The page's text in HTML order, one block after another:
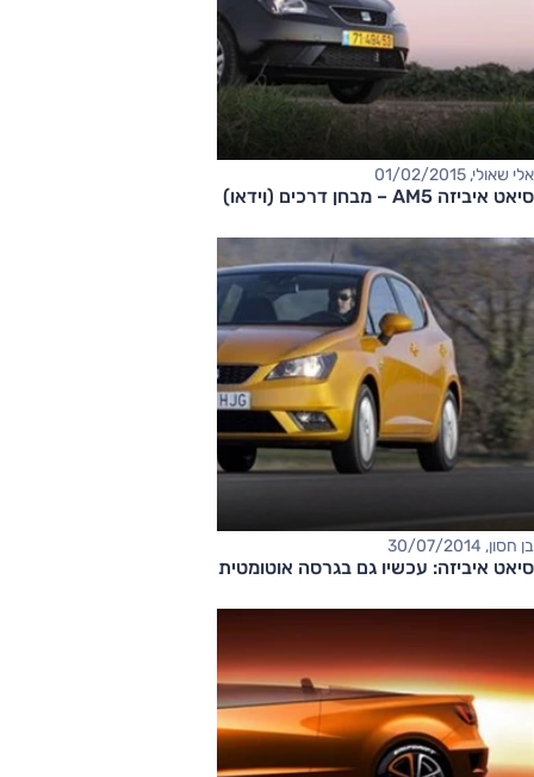
אלי שאולי, 01/02/2015
סיאט איביזה AM5 – מבחן דרכים (וידאו)
בן חסון, 30/07/2014
סיאט איביזה: עכשיו גם בגרסה אוטומטית מוזלת